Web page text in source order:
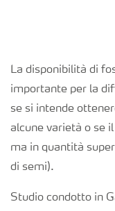
Richiesta di
La disponibilità di
importante per la
se si intende
alcune varietà o se
ma in quantità
di semi).
Studio condotto in